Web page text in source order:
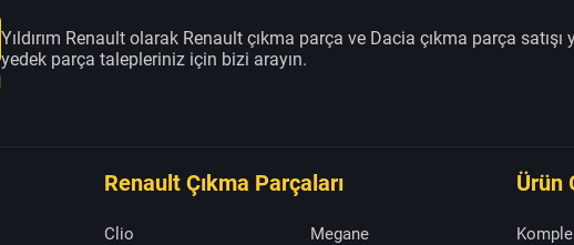
Yıldırım Renault olarak Renault çıkma parça ve Dacia çıkma parça
yedek parça talepleriniz için bizi arayın.
Renault Çıkma Parçaları
Clio
Megane
Ürün